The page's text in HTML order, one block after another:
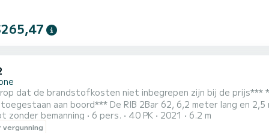
brandstofkosten niet inbegrepen zijn bij de prijs*** ***Let erop dat GEEN vaarbewijs nodig is*** **Huisdieren
RIB 2Bar 62, 6,2 meter lang en 2,5 meter breed, is geschikt voor zowel beginners als ervaren
de zee kennen. Ruime ruimtes en alles wat nodig is om
zonder bemanning 6 pers. 40 PK 2021 6.2 m
vergunning